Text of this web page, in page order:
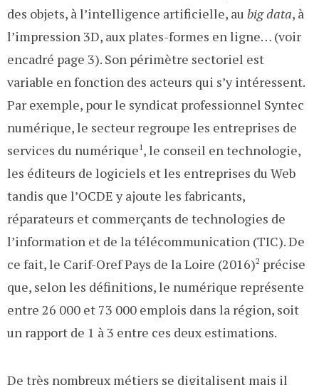
des objets, à l’intelligence artificielle, au big data, à
l’impression 3D, aux plates-formes en ligne… (voir
encadré page 3). Son périmètre sectoriel est
variable en fonction des acteurs qui s’y intéressent.
Par exemple, pour le syndicat professionnel Syntec
numérique, le secteur regroupe les entreprises de
services du numérique1, le conseil en technologie,
les éditeurs de logiciels et les entreprises du Web
tandis que l’OCDE y ajoute les fabricants,
réparateurs et commerçants de technologies de
l’information et de la télécommunication (TIC). De
ce fait, le Carif-Oref Pays de la Loire (2016)2 précise
que, selon les définitions, le numérique représente
entre 26 000 et 73 000 emplois dans la région, soit
un rapport de 1 à 3 entre ces deux estimations.
De très nombreux métiers se digitalisent mais il